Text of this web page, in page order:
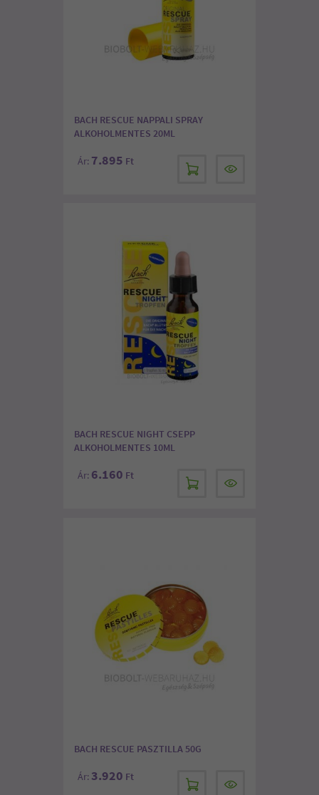
BACH RESCUE NAPPALI SPRAY
ALKOHOLMENTES 20ML
Ár: 7.895 Ft
BACH RESCUE NIGHT CSEPP
ALKOHOLMENTES 10ML
Ár: 6.160 Ft
BACH RESCUE PASZTILLA 50G
Ár: 3.920 Ft